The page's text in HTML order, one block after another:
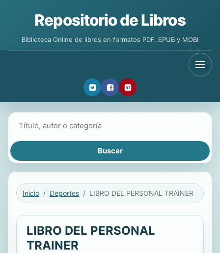
Repositorio de Libros
Biblioteca Online de libros en formatos PDF, EPUB y MOBI
Inicio Deportes LIBRO DEL PERSONAL TRAINER
LIBRO DEL PERSONAL
TRAINER